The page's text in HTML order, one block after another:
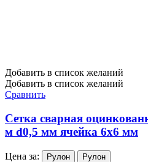
Добавить в список желаний
Добавить в список желаний
Сравнить
Сетка сварная
м d0,5 мм ячейка 6х6 мм
Цена за: Рулон Рулон